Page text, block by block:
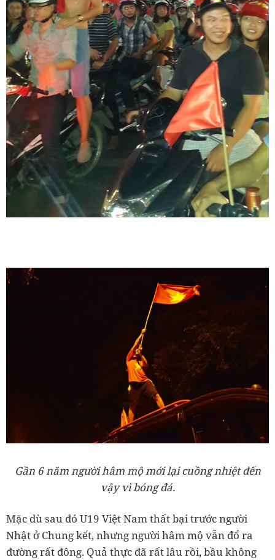
Gần 6 năm người hâm mộ mới lại cuồng nhiệt đến
vậy vì bóng đá.
Mặc dù sau đó U19 Việt Nam thất bại trước người
Nhật ở Chung kết, nhưng người hâm mộ vẫn đổ ra
đường rất đông. Quả thực đã rất lâu rồi, bầu không